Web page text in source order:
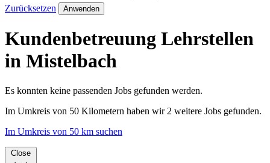
Zurücksetzen Anwenden
Kundenbetreuung Lehrstellen
in Mistelbach
Es konnten keine passenden Jobs gefunden werden.
Im Umkreis von 50 Kilometern haben wir 2 weitere Jobs gefunden.
Im Umkreis von 50 km suchen
Close